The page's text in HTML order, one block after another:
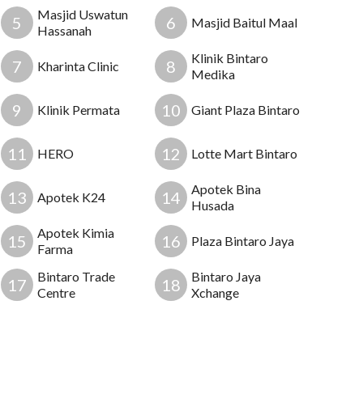
5
Masjid Uswatun
Hassanah
6 Masjid Baitul Maal
7 Kharinta Clinic 8
Klinik Bintaro
Medika
9 Klinik Permata 10 Giant Plaza Bintaro
11 HERO 12 Lotte Mart Bintaro
13 Apotek K24 14
Apotek Bina
Husada
15
Apotek Kimia
Farma
16 Plaza Bintaro Jaya
17
Bintaro Trade
Centre
18
Bintaro Jaya
Xchange